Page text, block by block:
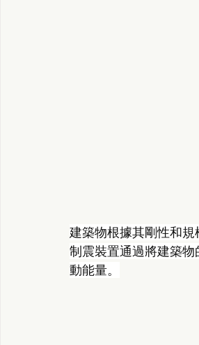
建築物根據其剛性和規
制震裝置通過將建築
動能量。